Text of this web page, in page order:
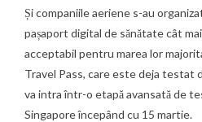
Și companiile aeriene s-au
pașaport digital de sănătate cât
acceptabil pentru marea lor
Travel Pass, care este deja testat
va intra într-o etapă avansată de
Singapore începând cu 15 martie.